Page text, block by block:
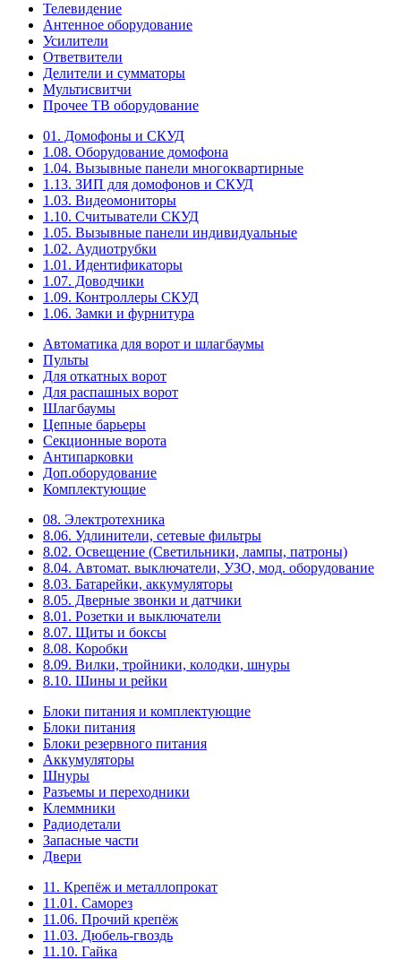
Телевидение
Антенное оборудование
Усилители
Ответвители
Делители и сумматоры
Мультисвитчи
Прочее ТВ оборудование
01. Домофоны и СКУД
1.08. Оборудование домофона
1.04. Вызывные панели многоквартирные
1.13. ЗИП для домофонов и СКУД
1.03. Видеомониторы
1.10. Считыватели СКУД
1.05. Вызывные панели индивидуальные
1.02. Аудиотрубки
1.01. Идентификаторы
1.07. Доводчики
1.09. Контроллеры СКУД
1.06. Замки и фурнитура
Автоматика для ворот и шлагбаумы
Пульты
Для откатных ворот
Для распашных ворот
Шлагбаумы
Цепные барьеры
Секционные ворота
Антипарковки
Доп.оборудование
Комплектующие
08. Электротехника
8.06. Удлинители, сетевые фильтры
8.02. Освещение (Светильники, лампы, патроны)
8.04. Автомат. выключатели, УЗО, мод. оборудование
8.03. Батарейки, аккумуляторы
8.05. Дверные звонки и датчики
8.01. Розетки и выключатели
8.07. Щиты и боксы
8.08. Коробки
8.09. Вилки, тройники, колодки, шнуры
8.10. Шины и рейки
Блоки питания и комплектующие
Блоки питания
Блоки резервного питания
Аккумуляторы
Шнуры
Разъемы и переходники
Клеммники
Радиодетали
Запасные части
Двери
11. Крепёж и металлопрокат
11.01. Саморез
11.06. Прочий крепёж
11.03. Дюбель-гвоздь
11.10. Гайка